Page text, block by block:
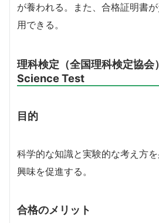
が養われる。また、合格証明書
用できる。
理科検定（全国理科検定協会）
Science Test
目的
科学的な知識と実験的な考え方
興味を促進する。
合格のメリット